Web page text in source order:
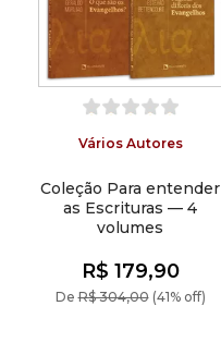
Vários Autores
Coleção Para entender
as Escrituras — 4
volumes
DeR$ 304,00(41% off)
R$ 179,90